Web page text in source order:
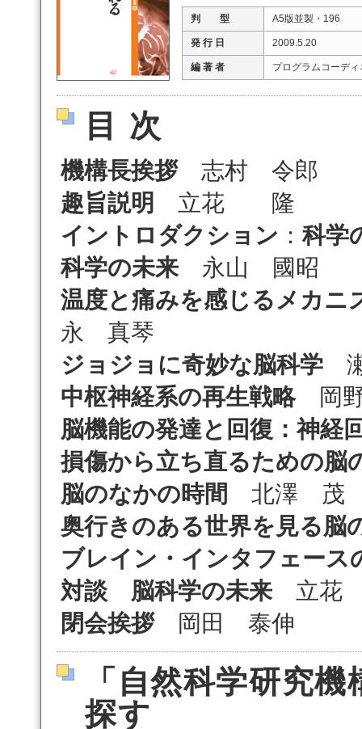
判 型 A5版並製・196
発 行 日 2009.5.20
編 著 者 プログラムコーデ
目次
機構長挨拶志村 令郎
趣旨説明
立花 隆
イントロダクション ： 科学
科学の未来永山 國昭
温度と痛みを感じるメカニ
永 真琴
ジョジョに奇妙な脳科学
中枢神経系の再生戦略岡
脳機能の発達と回復：神経
損傷から立ち直るための脳
脳のなかの時間
北澤 茂
奥行きのある世界を見る脳
ブレイン・インタフェース
対談
脳科学の未来立花
閉会挨拶岡田 泰伸
「自然科学研究
探す